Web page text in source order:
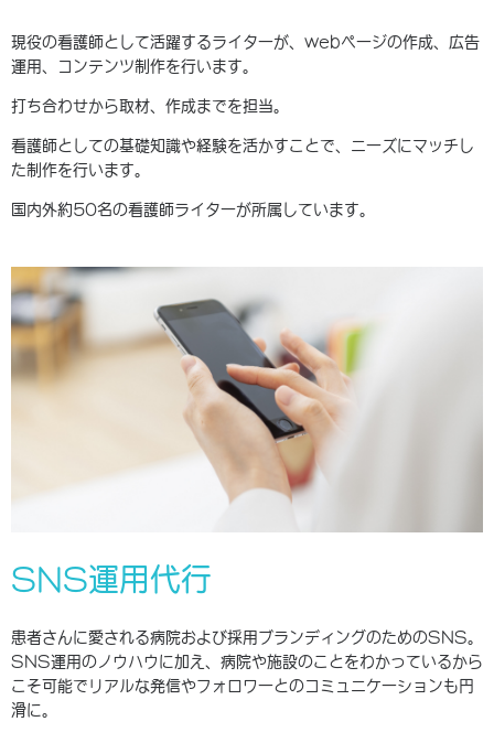
現役の看護師として活躍するライターが、webページの作成、広告
運用、コンテンツ制作を行います。
打ち合わせから取材、作成までを担当。
看護師としての基礎知識や経験を活かすことで、ニーズにマッチし
た制作を行います。
国内外約50名の看護師ライターが所属しています。
SNS運用代行
患者さんに愛される病院および採用ブランディングのためのSNS。
SNS運用のノウハウに加え、病院や施設のことをわかっているから
こそ可能でリアルな発信やフォロワーとのコミュニケーションも円
滑に。